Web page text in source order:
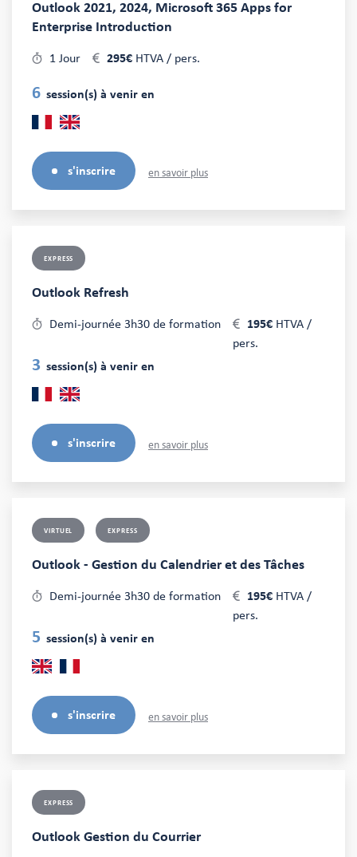
Outlook 2021, 2024, Microsoft 365 Apps for
Enterprise Introduction
1 Jour 295€ HTVA / pers.
6 session(s) à venir en
s'inscrire en savoir plus
EXPRESS
Outlook Refresh
Demi-journée 3h30 de formation 195€ HTVA /
pers.
3 session(s) à venir en
s'inscrire en savoir plus
VIRTUEL EXPRESS
Outlook - Gestion du Calendrier et des Tâches
Demi-journée 3h30 de formation 195€ HTVA /
pers.
5 session(s) à venir en
s'inscrire en savoir plus
EXPRESS
Outlook Gestion du Courrier